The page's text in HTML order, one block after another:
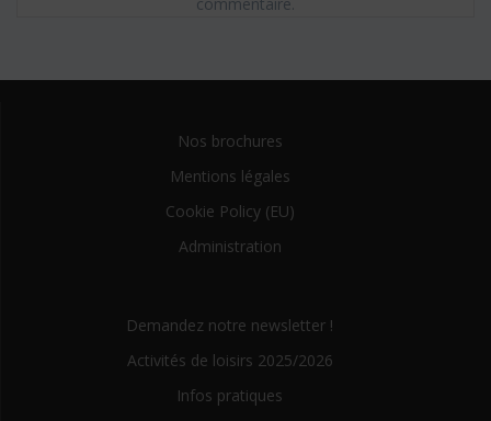
Nos brochures
Mentions légales
Cookie Policy (EU)
Administration
Demandez notre newsletter !
Activités de loisirs 2025/2026
Infos pratiques